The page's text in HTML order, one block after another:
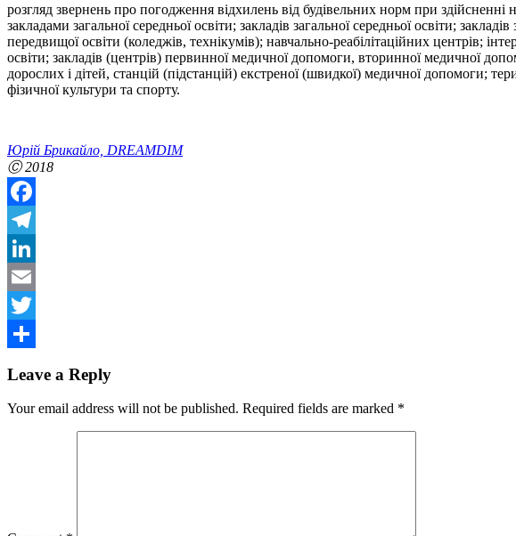
розгляд звернень про погодження відхилень від будівельних норм при здійсненні
закладами загальної середньої освіти; закладів загальної середньої освіти;
передвищої освіти (коледжів, технікумів); навчально-реабілітаційних центрів;
освіти; закладів (центрів) первинної медичної допомоги, вторинної медичної
дорослих і дітей, станцій (підстанцій) екстреної (швидкої) медичної допомоги;
фізичної культури та спорту.
Юрій Брикайло, DREAMDIM
Ⓒ2018
Facebook
Telegram
LinkedIn
Email
Twitter
Leave a Reply
Your email address will not be published. Required fields are marked *